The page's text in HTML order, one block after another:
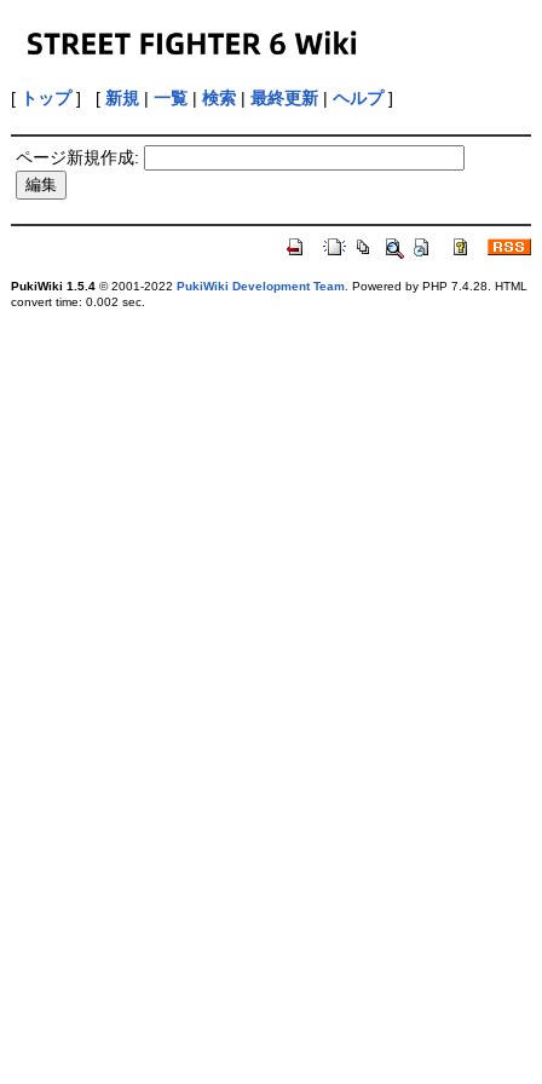
[ トップ] [ 新規| 一覧| 検索| 最終更新| ヘルプ]
ページ新規作成:
PukiWiki 1.5.4© 2001-2022 PukiWiki Development Team. Powered by PHP 7.4.28. HTML
convert time: 0.002 sec.